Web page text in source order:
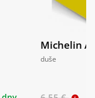
Michelin
duše